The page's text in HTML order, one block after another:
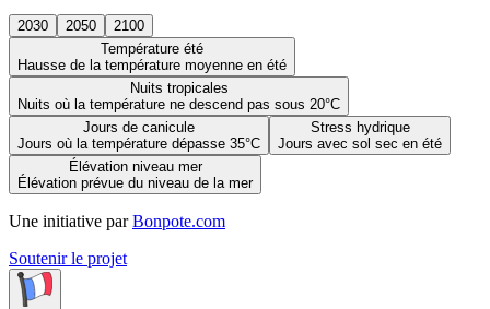
2030 2050
2100
Température été
Hausse de la température moyenne en été
Nuits tropicales
Nuits où la température ne descend pas sous 20°C
Jours de canicule
Jours où la température dépasse 35°C
Stress hydrique
Jours avec sol sec en été
Élévation niveau mer
Élévation prévue du niveau de la mer
Une initiative par Bonpote.com
Soutenir le projet